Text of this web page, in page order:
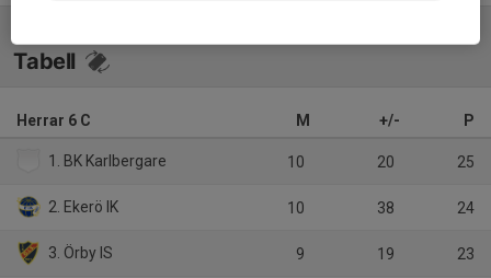
Tabell
Herrar 6 C M +/- P
1. BK Karlbergare 10 20 25
2. Ekerö IK 10 38 24
3. Örby IS 9 19 23